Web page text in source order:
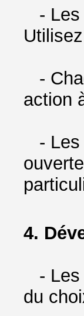
- Les
-
action
- Les
4.
- Les
du